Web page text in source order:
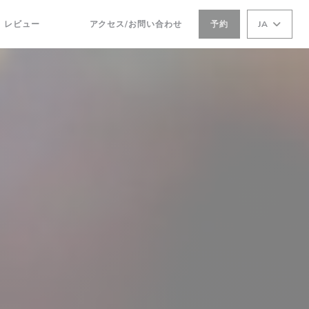
レビュー
((新しいウィンドウで開きます))
((新しいウィンドウで開きます))
アクセス/お問い合わせ 予約 JA